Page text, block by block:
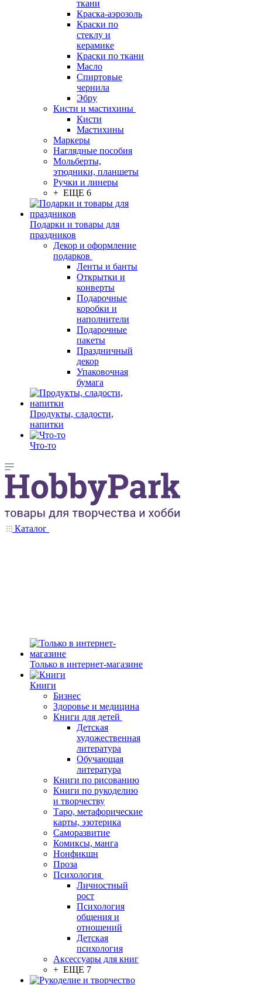
ткани
Краска-аэрозоль
Краски по
стеклу и
керамике
Краски по ткани
Масло
Спиртовые
чернила
Эбру
Кисти и мастихины
Кисти
Мастихины
Маркеры
Наглядные пособия
Мольберты,
этюдники, планшеты
Ручки и линеры
+ ЕЩЕ 6
Подарки и товары для
праздников
Декор и оформление
подарков
Ленты и банты
Открытки и
конверты
Подарочные
коробки и
наполнители
Подарочные
пакеты
Праздничный
декор
Упаковочная
бумага
Продукты, сладости,
напитки
Что-то
Каталог
Только в интернет-магазине
Книги
Бизнес
Здоровье и медицина
Книги для детей
Детская
художественная
литература
Обучающая
литература
Книги по рисованию
Книги по рукоделию
и творчеству
Таро, метафорические
карты, эзотерика
Саморазвитие
Комиксы, манга
Нонфикшн
Проза
Психология
Личностный
рост
Психология
общения и
отношений
Детская
психология
Аксессуары для книг
+ ЕЩЕ 7